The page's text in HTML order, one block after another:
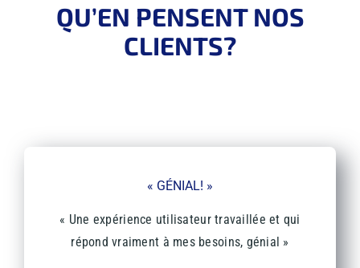
QU’EN PENSENT NOS
CLIENTS?
« GÉNIAL! »
« Une expérience utilisateur travaillée et qui
répond vraiment à mes besoins, génial »